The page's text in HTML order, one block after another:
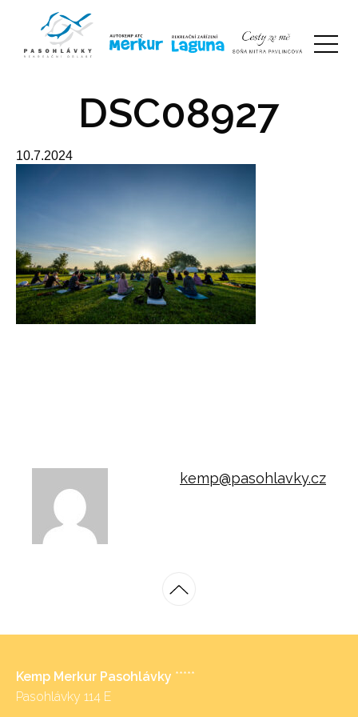
DSC08927
10.7.2024
kemp@pasohlavky.cz
Kemp Merkur Pasohlávky *****
Pasohlávky 114 E